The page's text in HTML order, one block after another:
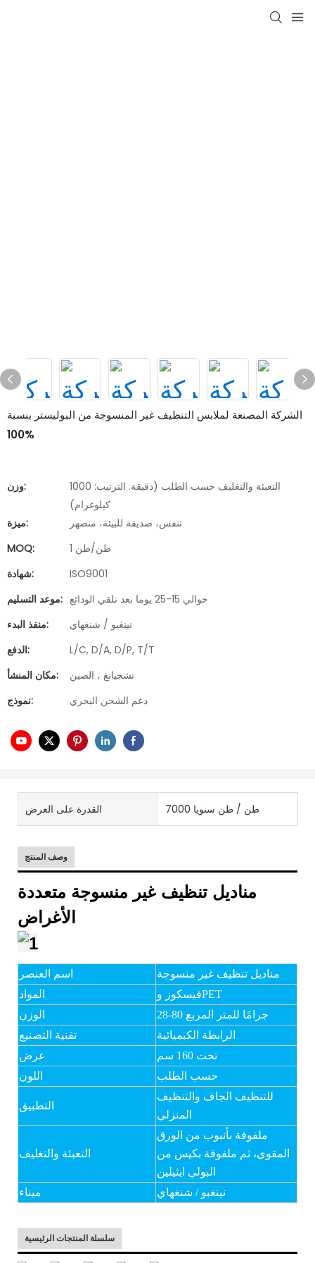
الشركة المصنعة لملابس التنظيف غير المنسوجة من البوليستر بنسبة
100%
وزن:
التعبئة والتغليف حسب الطلب (دقيقة. الترتيب: 1000
كيلوغرام)
ميزة:
تنفس، صديقة للبيئة، منصهر
MOQ:
1 طن/طن
شهادة:
ISO9001
موعد التسليم:
حوالي 15-25 يوما بعد تلقي الودائع
منفذ البدء:
نينغبو / شنغهاي
الدفع:
L/C, D/A, D/P, T/T
مكان المنشأ:
تشجيانغ ، الصين
نموذج:
دعم الشحن البحري
القدرة على العرض 7000 طن / طن سنويا
وصف المنتج
مناديل تنظيف غير منسوجة متعددة
الأغراض
اسم العنصر
مناديل تنظيف غير منسوجة
المواد
فيسكوز وPET
الوزن
28-80 جرامًا للمتر المربع
تقنية التصنيع
الرابطة الكيميائية
عرض
تحت 160 سم
اللون
حسب الطلب
التطبيق
للتنظيف الجاف والتنظيف
المنزلي
التعبئة والتغليف
ملفوفة بأنبوب من الورق
المقوى، ثم ملفوفة بكيس من
البولي ايثيلين
ميناء
نينغبو / شنغهاي
سلسلة المنتجات الرئيسية